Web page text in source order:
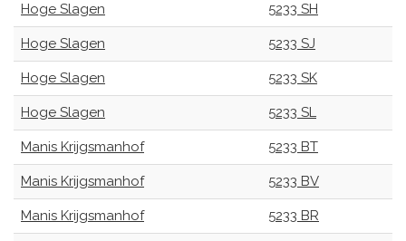
Hoge Slagen 5233 SH
Hoge Slagen 5233 SJ
Hoge Slagen 5233 SK
Hoge Slagen 5233 SL
Manis Krijgsmanhof 5233 BT
Manis Krijgsmanhof 5233 BV
Manis Krijgsmanhof 5233 BR